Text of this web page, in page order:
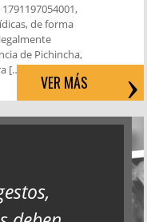
de forma
de Pichincha,
[…]
VER MÁS